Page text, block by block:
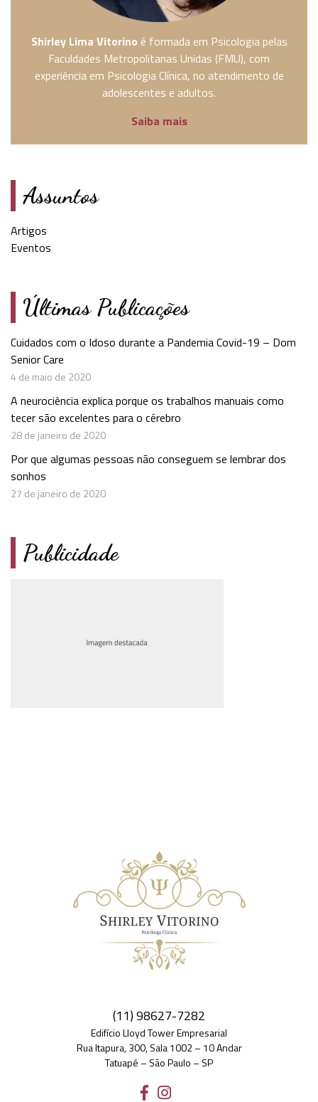
Shirley Lima Vitorino é formada em Psicologia pelas
Faculdades Metropolitanas Unidas (FMU), com
experiência em Psicologia Clínica, no atendimento de
adolescentes e adultos.
Saiba mais
Assuntos
Artigos
Eventos
Últimas Publicações
Cuidados com o Idoso durante a Pandemia Covid-19 – Dom
Senior Care
4 de maio de 2020
A neurociência explica porque os trabalhos manuais como
tecer são excelentes para o cérebro
28 de janeiro de 2020
Por que algumas pessoas não conseguem se lembrar dos
sonhos
27 de janeiro de 2020
Publicidade
(11) 98627-7282
Edifício Lloyd Tower Empresarial
Rua Itapura, 300, Sala 1002 – 10 Andar
Tatuapé – São Paulo – SP